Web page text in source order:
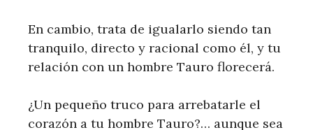
En cambio, trata de igualarlo siendo tan
tranquilo, directo y racional como él, y tu
relación con un hombre Tauro florecerá.
¿Un pequeño truco para arrebatarle el
corazón a tu hombre Tauro?… aunque sea